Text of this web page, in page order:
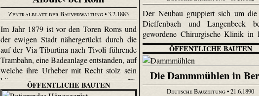
Der Neubau gruppiert sich um
Dieffenbach und Langenbeck
gewordene Chirurgische Klinik in
Zentralblatt der Bauverwaltung• 3.2.1883
Im Jahr 1879 ist vor den Toren Roms und
der ewigen Stadt nähergerückt durch die
auf der Via Tiburtina nach Tivoli führende
Trambahn, eine Badeanlage entstanden, auf
welche ihre Urheber mit Recht stolz sein
können.
ÖFFENTLICHE BAUTEN
Die Dammmühlen in
Deutsche Bauzeitung• 21.6.1890
ÖFFENTLICHE BAUTEN